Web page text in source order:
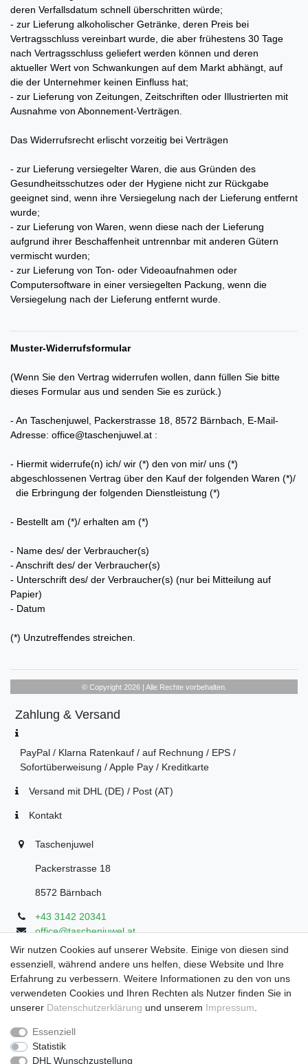
deren Verfallsdatum schnell überschritten würde;
- zur Lieferung alkoholischer Getränke, deren Preis bei
Vertragsschluss vereinbart wurde, die aber frühestens 30 Tage
nach Vertragsschluss geliefert werden können und deren
aktueller Wert von Schwankungen auf dem Markt abhängt, auf
die der Unternehmer keinen Einfluss hat;
- zur Lieferung von Zeitungen, Zeitschriften oder Illustrierten mit
Ausnahme von Abonnement-Verträgen.
Das Widerrufsrecht erlischt vorzeitig bei Verträgen
- zur Lieferung versiegelter Waren, die aus Gründen des
Gesundheitsschutzes oder der Hygiene nicht zur Rückgabe
geeignet sind, wenn ihre Versiegelung nach der Lieferung entfernt
wurde;
- zur Lieferung von Waren, wenn diese nach der Lieferung
aufgrund ihrer Beschaffenheit untrennbar mit anderen Gütern
vermischt wurden;
- zur Lieferung von Ton- oder Videoaufnahmen oder
Computersoftware in einer versiegelten Packung, wenn die
Versiegelung nach der Lieferung entfernt wurde.
Muster-Widerrufsformular
(Wenn Sie den Vertrag widerrufen wollen, dann füllen Sie bitte
dieses Formular aus und senden Sie es zurück.)
- An Taschenjuwel, Packerstrasse 18, 8572 Bärnbach
E-Mail-
Adresse: office@taschenjuwel.at :
- Hiermit widerrufe(n) ich/ wir (*) den von mir/ uns (*)
abgeschlossenen Vertrag über den Kauf der folgenden Waren (*)/
die Erbringung der folgenden Dienstleistung (*)
- Bestellt am (*)/ erhalten am (*)
- Name des/ der Verbraucher(s)
- Anschrift des/ der Verbraucher(s)
- Unterschrift des/ der Verbraucher(s) (nur bei Mitteilung auf
Papier)
- Datum
(*) Unzutreffendes streichen.
© Copyright 2026 | Alle Rechte vorbehalten.
Zahlung & Versand
PayPal / Klarna Ratenkauf / auf Rechnung / EPS /
Sofortüberweisung / Apple Pay / Kreditkarte
Versand mit DHL (DE) / Post (AT)
Kontakt
Taschenjuwel
Packerstrasse 18
8572 Bärnbach
+43 3142 20341
office@taschenjuwel.at
Montag - Freitag: 08:30 - 18:00
Samstag: 8:30 - 17 Uhr
Wir nutzen Cookies auf unserer Website. Einige von diesen sind
essenziell, während andere uns helfen, diese Website und Ihre
Erfahrung zu verbessern. Weitere Informationen zu den von uns
verwendeten Cookies und Ihren Rechten als Nutzer finden Sie in
unserer Daten­schutz­erklärung und unserem Impressum
Essenziell
Statistik
DHL Wunschzustellung